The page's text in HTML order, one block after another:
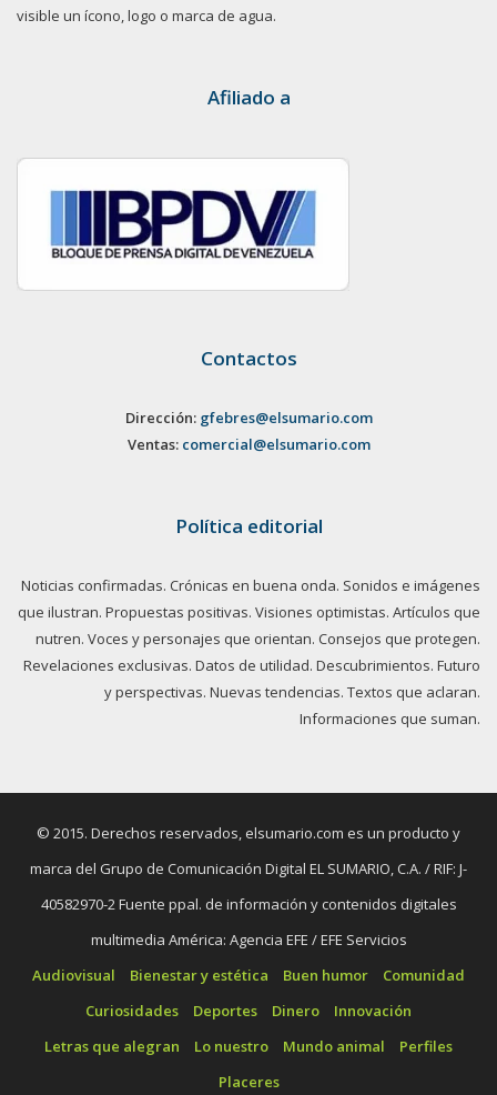
visible un ícono, logo o marca de agua.
Afiliado a
Contactos
Dirección: gfebres@elsumario.com
Ventas: comercial@elsumario.com
Política editorial
Noticias confirmadas. Crónicas en buena onda. Sonidos e imágenes
que ilustran. Propuestas positivas. Visiones optimistas. Artículos que
nutren. Voces y personajes que orientan. Consejos que protegen.
Revelaciones exclusivas. Datos de utilidad. Descubrimientos. Futuro
y perspectivas. Nuevas tendencias. Textos que aclaran.
Informaciones que suman.
© 2015. Derechos reservados, elsumario.com es un producto y
marca del Grupo de Comunicación Digital EL SUMARIO, C.A. / RIF: J-
40582970-2 Fuente ppal. de información y contenidos digitales
multimedia América: Agencia EFE / EFE Servicios
Audiovisual
Bienestar y estética Buen humor
Comunidad
Curiosidades
Deportes Dinero
Innovación
Letras que alegran
Lo nuestro Mundo animal
Perfiles
Placeres